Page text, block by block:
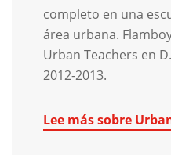
completo en una
área urbana.
Urban Teachers en
2012-2013.
Lee más sobre